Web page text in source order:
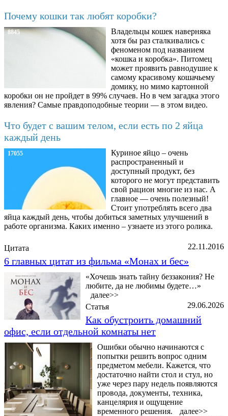
Почему кошки так любят коробки?
8845
Владельцы кошек наверняка
хотя бы раз сталкивались с
феноменом под названием
«кошка и коробка». Питомец
может проявить равнодушие к
самому красивому кошачьему
домику, но мимо картонной
коробки он не пройдет в 99% случаев. Но в чем загадка этого
явления? Самые правдоподобные теории — в этом видео.
Что будет с вашим телом, если есть по 2 яйца
каждый день
17055
Куриное яйцо – очень
распространенный и
доступный продукт, без
которого не могут представить
свой рацион многие из нас. А
главное — очень полезный!
Стоит употреблять всего два
яйца каждый день, чтобы добиться заметных улучшений в
работе организма. Каких именно – узнаете из этого ролика.
22.11.2016
Цитата
6 главных цитат из фильма «Монах и бес»
«Хочешь знать тайну беззакония? Не
любите, да не любимы будете…»
далее>>
29.06.2026
Статья
Как обустроить домашний
офис, если отдельной комнаты нет
Ошибки обычно начинаются с
попытки решить вопрос одним
предметом мебели. Кажется, что
достаточно найти стол и стул, но
уже через пару недель появляются
провода, документы, техника,
канцелярия и ощущение
временного решения.
далее>>